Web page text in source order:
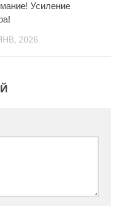
Усиление
2026